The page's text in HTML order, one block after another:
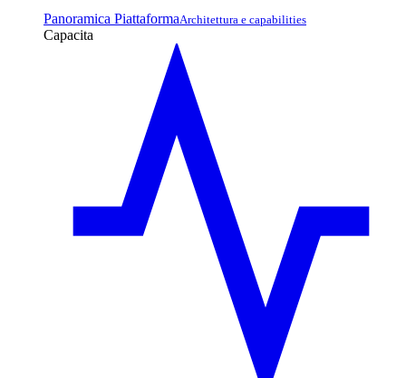
Panoramica PiattaformaArchitettura e capabilities
Capacita